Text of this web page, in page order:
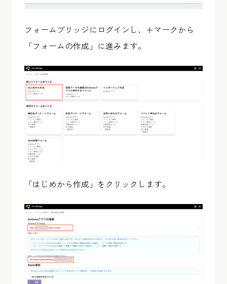
フォームブリッジにログインし、+マークから
「フォームの作成」に進みます。
「はじめから作成」をクリックします。